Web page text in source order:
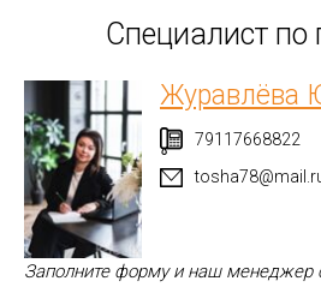
Специалист по
Журавлёва
79117668822
Заполните форму и наш менеджер